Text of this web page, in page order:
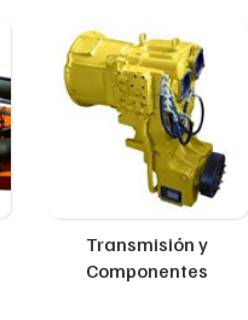
Transmisión y
Componentes